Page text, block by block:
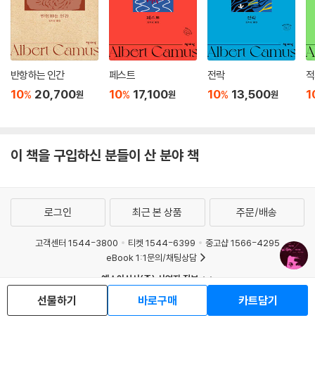
까. 이미 짜인 역사(이야기)의 퍼즐판에서 이 빠진 퍼즐 조각을 찾듯 전혀
다른 문학사 기획을 상상해보는 일은 도발이자 전복이기 이전에, 창작가만
의 면책특권을 한껏 발휘한 기발한 문학 유희라 할 수 있다. 『예상 표절』을
쓴 피에르 바야르는 처음부터 자신의 이 용어와 사유의 원천을 울리포 작
가들로부터 빌려왔음을 밝히고, 비선형적 시간관에 기반을 둔 창작과 표절
개념을 활용해 아주 기발한 주장을 펼친 바 있다. “문학만큼이나 역사가 오
이 아니던가.” 바야르의 이 말에 따르자면, 바로 페렉과 루보의 이 두 작품
페렉과 루보가 빚은 또하나의 새로운 ‘악의 꽃’―창작의 하늘 아래 모든 작
가는 공범이다!
조르주 페렉은 문학사를 의심했다, 자크 루보는 그 의심을 하나의 사건으
로 건축했다! 오늘 한 작가가 쓰고 있는 글은 전대에 썼거나 후대에 쓰일 것
이다! 우리가 생각했던 게 다 있고, 생겨나고 있는 지금, 작가의 상상지대
반항하는 인간
10% 20,700원
페스트
10% 17,100원
전락
10% 13,500원
이 책을 구입하신 분들이 산 분야 책
선물하기 바로구매 카트담기
로그인 최근 본 상품 주문/배송
고객센터 1544-3800 티켓 1544-6399
중고샵 1566-4295
eBook 1:1문의/채팅상담
예스이십사(주) 사업자 정보
이용약관
개인정보처리방침
청소년보호정책
PC버전
회사소개
거래처관계자께